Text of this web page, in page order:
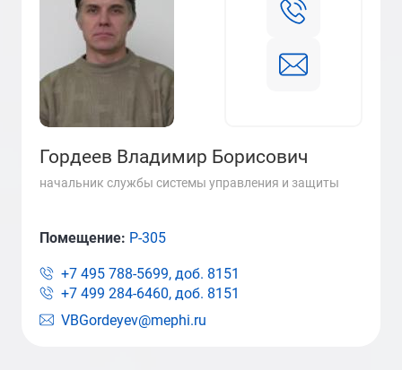
Гордеев Владимир Борисович
начальник службы системы управления и защиты
VBGordeyev@mephi.ru
Помещение: Р-305
+7 495 788-5699, доб. 8151
+7 499 284-6460, доб. 8151